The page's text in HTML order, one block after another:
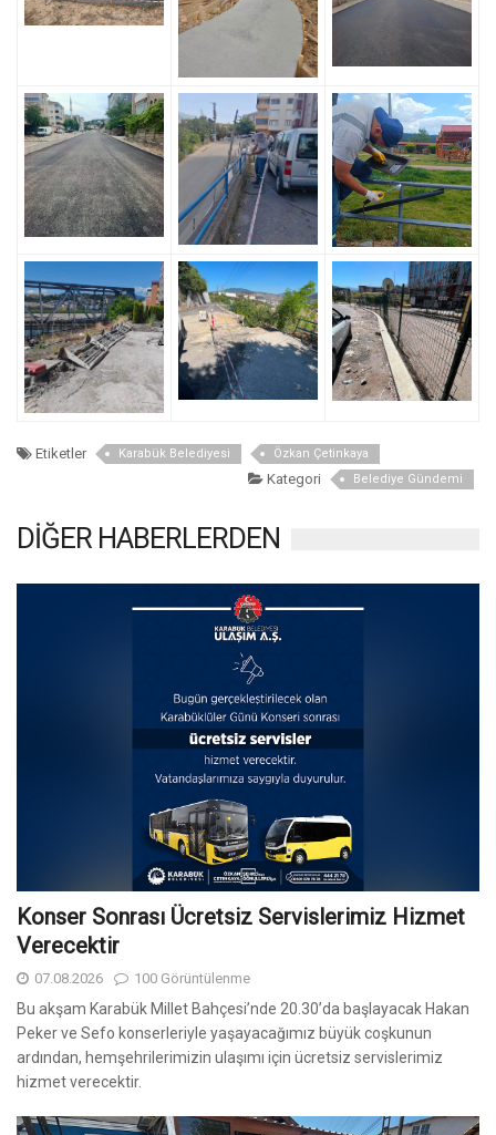
Etiketler Karabük Belediyesi Özkan Çetinkaya
Kategori Belediye Gündemi
DİĞER HABERLERDEN
Konser Sonrası Ücretsiz Servislerimiz Hizmet
Verecektir
07.08.2026 100 Görüntülenme
Bu akşam Karabük Millet Bahçesi’nde 20.30’da başlayacak Hakan
Peker ve Sefo konserleriyle yaşayacağımız büyük coşkunun
ardından, hemşehrilerimizin ulaşımı için ücretsiz servislerimiz
hizmet verecektir.